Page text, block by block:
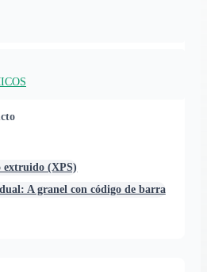
extruido (XPS)
A granel con código de barra